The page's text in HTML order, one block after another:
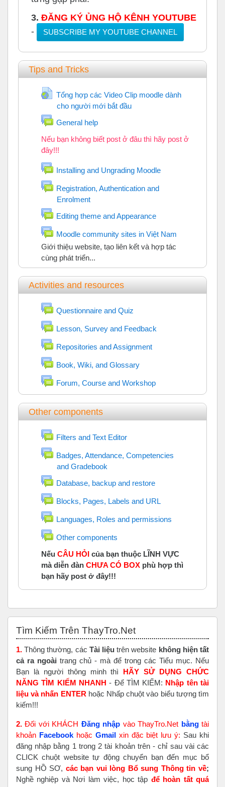
3. ĐĂNG KÝ ỦNG HỘ KÊNH YOUTUBE
-
SUBSCRIBE MY YOUTUBE CHANNEL
Tips and Tricks
Tổng hợp các Video Clip moodle dành
cho người mới bắt đầu
URL
General help
Diễn đàn
Nếu bạn không biết post ở đâu thì hãy post ở
đây!!!
Installing and Ungrading Moodle
Diễn đàn
Registration, Authentication and
Enrolment
Diễn đàn
Editing theme and Appearance
Diễn đàn
Moodle community sites in Việt Nam
Diễn đàn
Giới thiệu website, tạo liên kết và hợp tác
cùng phát triển...
Activities and resources
Questionnaire and Quiz
Diễn đàn
Lesson, Survey and Feedback
Diễn đàn
Repositories and Assignment
Diễn đàn
Book, Wiki, and Glossary
Diễn đàn
Forum, Course and Workshop
Diễn đàn
Other components
Filters and Text Editor
Diễn đàn
Badges, Attendance, Competencies
and Gradebook
Diễn đàn
Database, backup and restore
Diễn đàn
Blocks, Pages, Labels and URL
Diễn đàn
Languages, Roles and permissions
Diễn đàn
Other components
Diễn đàn
Nếu CÂU HỎI của bạn thuộc LĨNH VỰC
mà diễn đàn CHƯA CÓ BOX phù hợp thì
bạn hãy post ở đây!!!
Tìm Kiếm Trên ThayTro.Net
1. Thông thường, các Tài liệu trên website không hiện tất
cả ra ngoài trang chủ - mà để trong các Tiểu mục. Nếu
Bạn là người thông minh thì HÃY SỬ DỤNG CHỨC
NĂNG TÌM KIẾM NHANH - Để TÌM KIẾM: Nhập tên tài
liệu và nhấn ENTER hoặc Nhấp chuột vào biểu tượng tìm
kiếm!!!
2. Đối với KHÁCH Đăng nhập vào ThayTro.Net bằngtài
khoản Facebook hoặc Gmailxin đặc biệt lưu ý: Sau khi
đăng nhập bằng 1 trong 2 tài khoản trên - chỉ sau vài các
CLICK chuột website tự động chuyển bạn đến mục bổ
sung HỒ SƠ, các bạn vui lòng Bổ sung Thông tin về;
Nghề nghiệp và Nơi làm việc, học tập để hoàn tấtquá